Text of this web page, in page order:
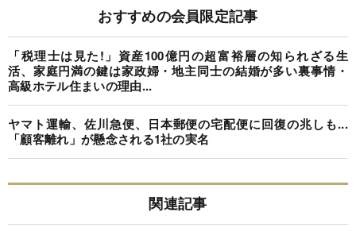
おすすめの会員限定記事
「税理士は見た!」資産100億円の超富裕層の知られざる生
活、家庭円満の鍵は家政婦・地主同士の結婚が多い裏事情・
高級ホテル住まいの理由...
ヤマト運輸、佐川急便、日本郵便の宅配便に回復の兆しも...
「顧客離れ」が懸念される1社の実名
関連記事